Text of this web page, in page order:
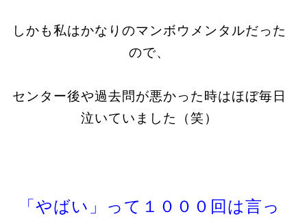
しかも私はかなりのマンボウメンタルだった
ので、
センター後や過去問が悪かった時はほぼ毎日
泣いていました（笑）
「やばい」って１０００回は言っ